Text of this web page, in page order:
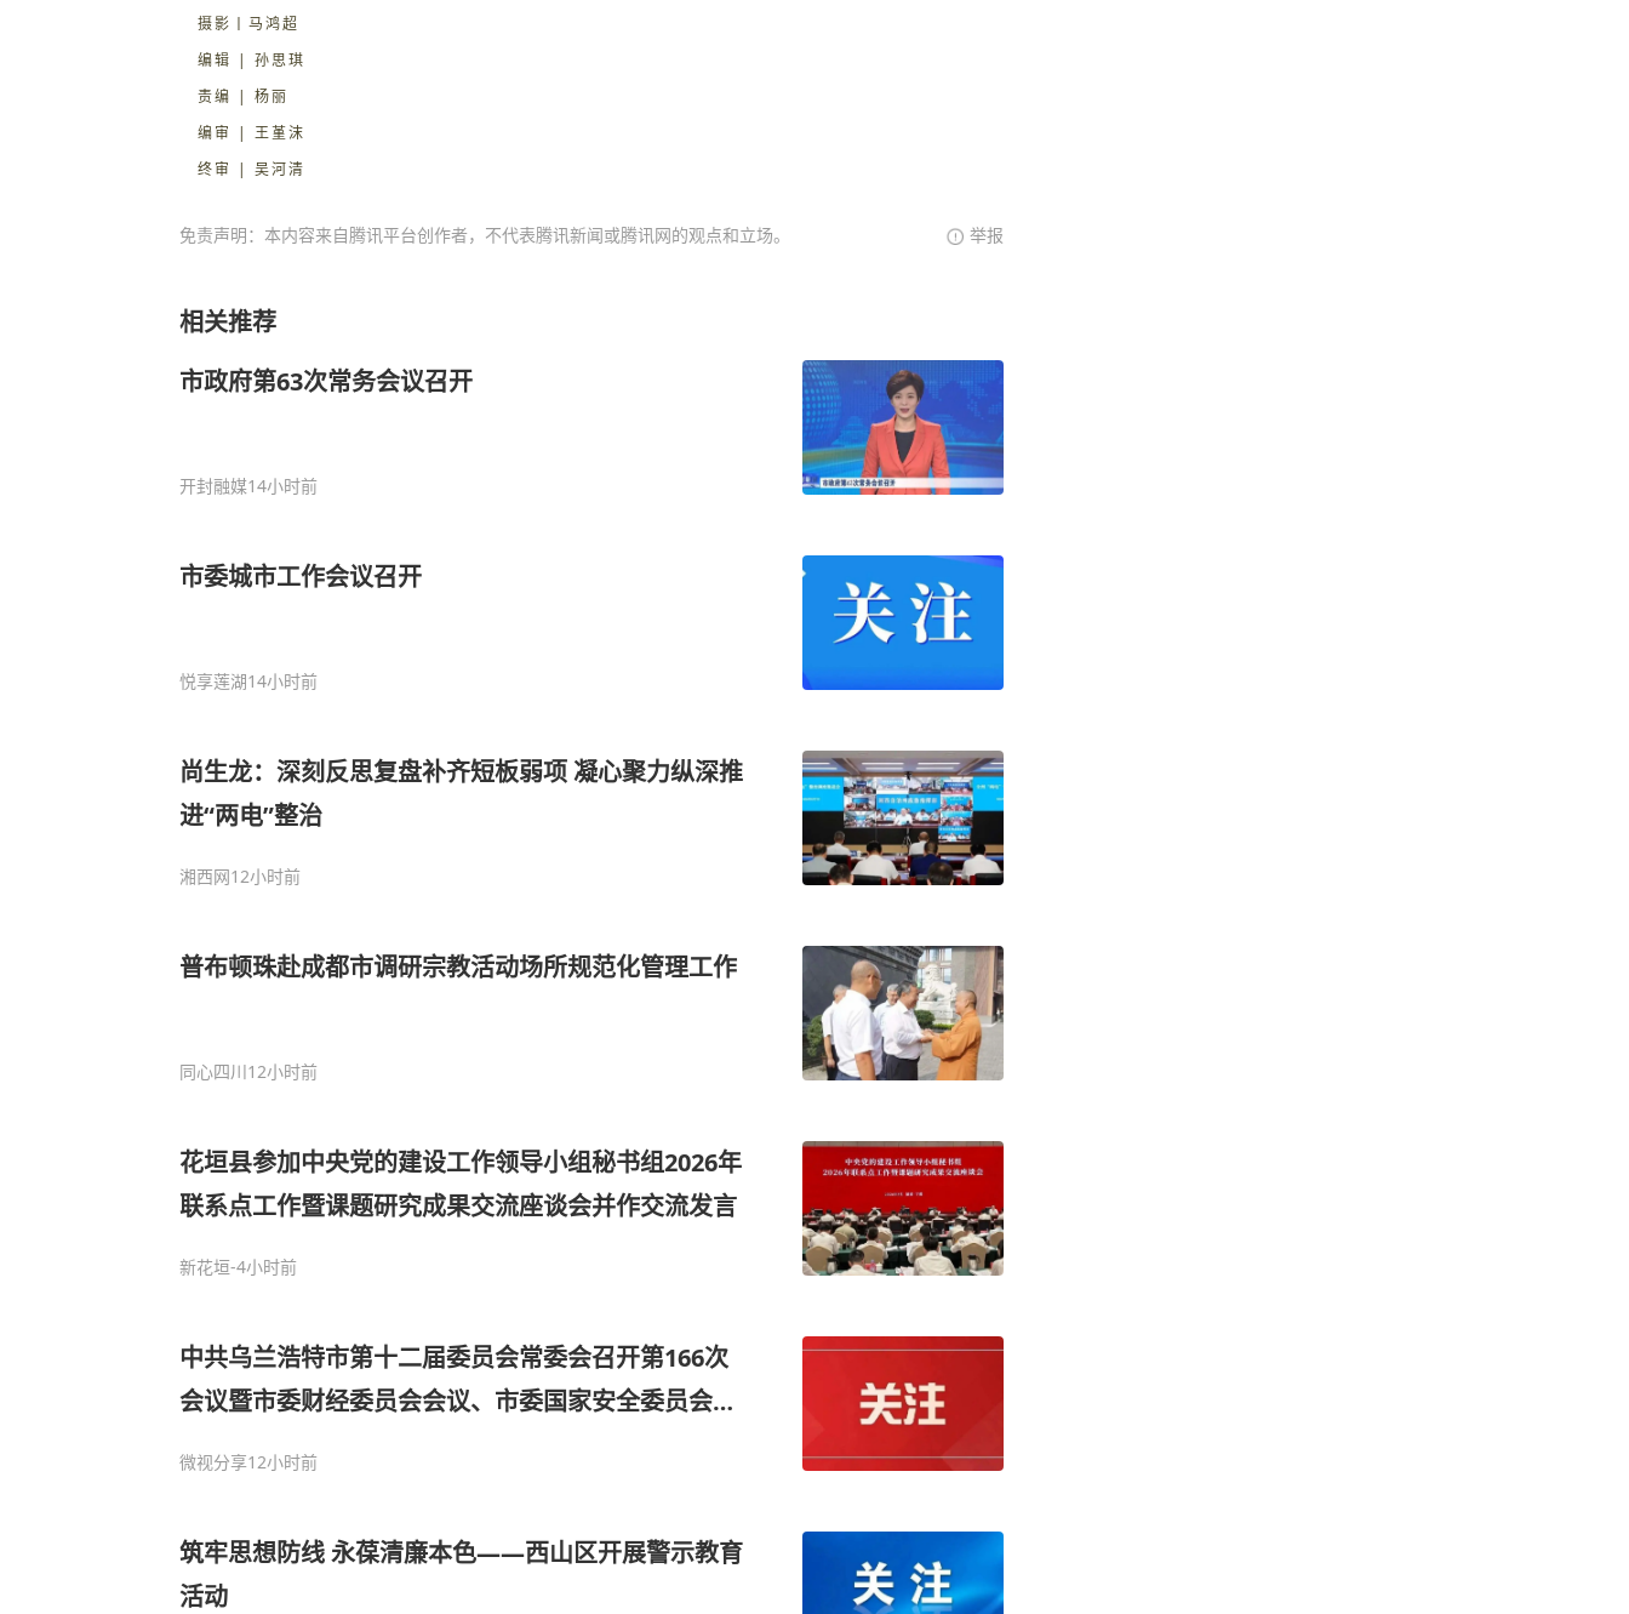
摄影丨马鸿超
编辑 | 孙思琪
责编 | 杨丽
编审 | 王堇沫
终审 | 吴河清
免责声明：本内容来自腾讯平台创作者，不代表腾讯新闻或腾讯网的观点和立场。 举报
相关推荐
市政府第63次常务会议召开
开封融媒14小时前
市委城市工作会议召开
悦享莲湖14小时前
尚生龙：深刻反思复盘补齐短板弱项 凝心聚力纵深推
进“两电”整治
湘西网12小时前
普布顿珠赴成都市调研宗教活动场所规范化管理工作
同心四川12小时前
花垣县参加中央党的建设工作领导小组秘书组2026年
联系点工作暨课题研究成果交流座谈会并作交流发言
新花垣-4小时前
中共乌兰浩特市第十二届委员会常委会召开第166次
会议暨市委财经委员会会议、市委国家安全委员会会
议
微视分享12小时前
筑牢思想防线 永葆清廉本色——西山区开展警示教育
活动